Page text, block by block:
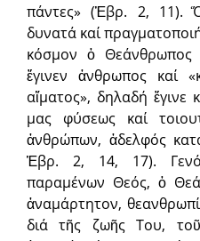
πάντες» (Ἑβρ. 2, 11).
δυνατά καί
κόσμον ὁ Θεάνθρωπος
ἔγινεν ἀνθρωπος καί
αἵματος», δηλαδή ἔγινε
μας φύσεως καί
ἀνθρώπων, ἀδελφός
Ἑβρ. 2, 14, 17).
παραμένων Θεός, ὁ
ἀναμάρτητον,
διά τῆς ζωῆς Του,